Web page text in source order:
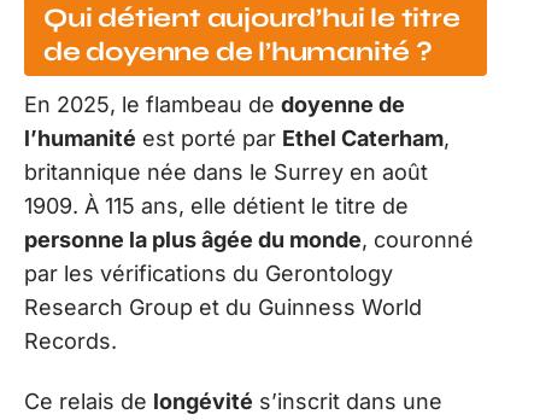
Qui détient aujourd’hui le titre
de doyenne de l’humanité ?
En 2025, le flambeau de doyenne de
l’humanité est porté par Ethel Caterham,
britannique née dans le Surrey en août
1909. À 115 ans, elle détient le titre de
personne la plus âgée du monde, couronné
par les vérifications du Gerontology
Research Group et du Guinness World
Records.
Ce relais de longévité s’inscrit dans une